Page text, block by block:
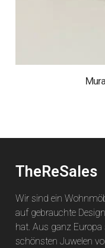
TheReSales
Wir sind ein
auf gebrauchte
hat. Aus ganz
schönsten Juwelen